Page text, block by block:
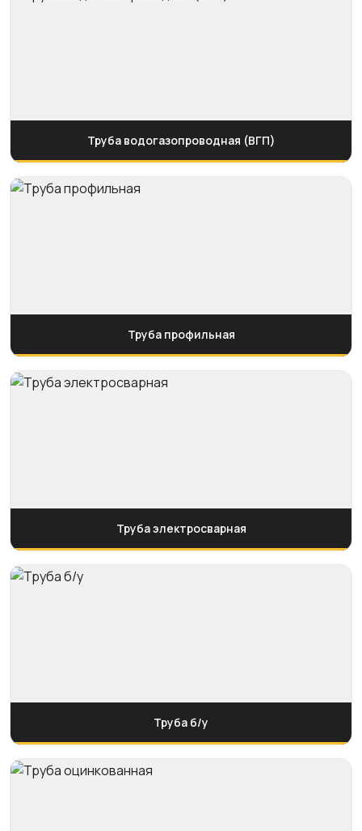
Труба водогазопроводная (ВГП)
Труба профильная
Труба электросварная
Труба б/у